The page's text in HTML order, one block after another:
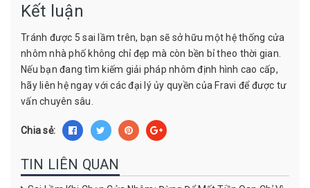
Kết luận
Tránh được 5 sai lầm trên, bạn sẽ sở hữu một hệ thống cửa
nhôm nhà phố không chỉ đẹp mà còn bền bỉ theo thời gian.
Nếu bạn đang tìm kiếm giải pháp nhôm định hình cao cấp,
hãy liên hệ ngay với các đại lý ủy quyền của Fravi để được tư
vấn chuyên sâu.
Chia sẻ:
TIN LIÊN QUAN